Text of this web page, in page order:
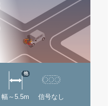
幅～5.5m
他
信号なし